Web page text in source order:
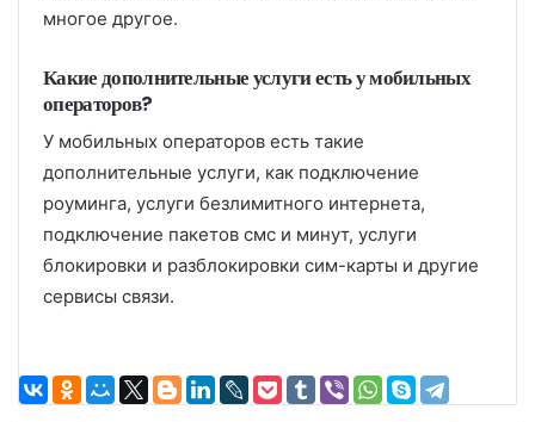
многое другое.
Какие дополнительные услуги есть у мобильных
операторов?
У мобильных операторов есть такие
дополнительные услуги, как подключение
роуминга, услуги безлимитного интернета,
подключение пакетов смс и минут, услуги
блокировки и разблокировки сим-карты и другие
сервисы связи.